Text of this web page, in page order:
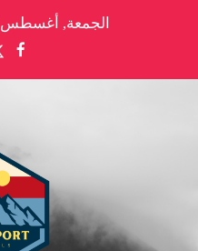
الجمعة, أغسطس 7 2026 - Welcome